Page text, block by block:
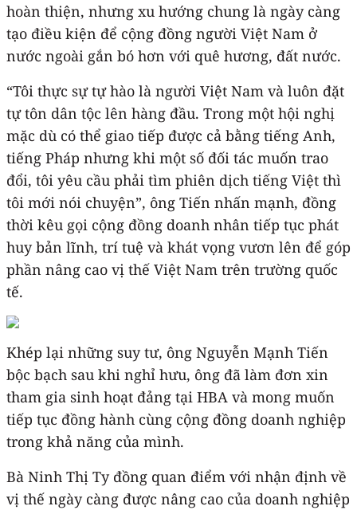
hoàn thiện, nhưng xu hướng chung là ngày càng
tạo điều kiện để cộng đồng người Việt Nam ở
nước ngoài gắn bó hơn với quê hương, đất nước.
“Tôi thực sự tự hào là người Việt Nam và luôn đặt
tự tôn dân tộc lên hàng đầu. Trong một hội nghị
mặc dù có thể giao tiếp được cả bằng tiếng Anh,
tiếng Pháp nhưng khi một số đối tác muốn trao
đổi, tôi yêu cầu phải tìm phiên dịch tiếng Việt thì
tôi mới nói chuyện”, ông Tiến nhấn mạnh, đồng
thời kêu gọi cộng đồng doanh nhân tiếp tục phát
huy bản lĩnh, trí tuệ và khát vọng vươn lên để góp
phần nâng cao vị thế Việt Nam trên trường quốc
tế.
Khép lại những suy tư, ông Nguyễn Mạnh Tiến
bộc bạch sau khi nghỉ hưu, ông đã làm đơn xin
tham gia sinh hoạt đảng tại HBA và mong muốn
tiếp tục đồng hành cùng cộng đồng doanh nghiệp
trong khả năng của mình.
Bà Ninh Thị Ty đồng quan điểm với nhận định về
vị thế ngày càng được nâng cao của doanh nghiệp